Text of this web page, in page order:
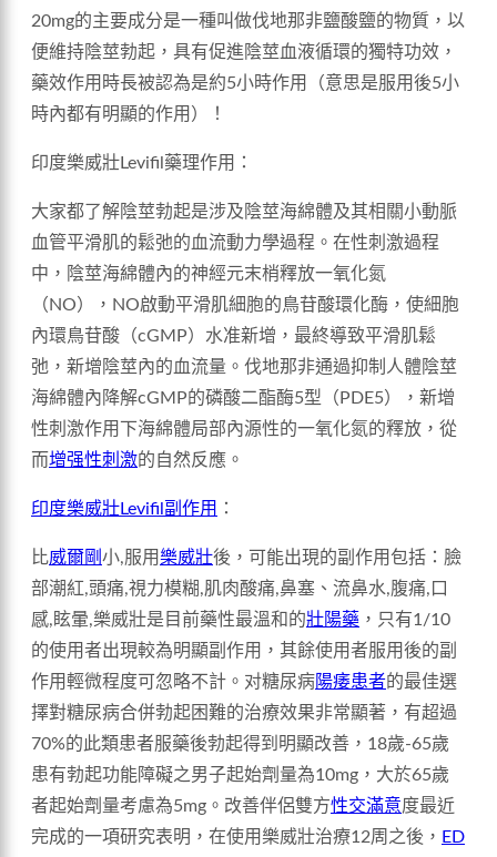
20mg的主要成分是一種叫做伐地那非鹽酸鹽的物質，以
便維持陰莖勃起，具有促進陰莖血液循環的獨特功效，
藥效作用時長被認為是約5小時作用（意思是服用後5小
時內都有明顯的作用）！
印度樂威壯Levifil藥理作用：
大家都了解陰莖勃起是涉及陰莖海綿體及其相關小動脈
血管平滑肌的鬆弛的血流動力學過程。在性刺激過程
中，陰莖海綿體內的神經元末梢釋放一氧化氮
（NO），NO啟動平滑肌細胞的鳥苷酸環化酶，使細胞
內環鳥苷酸（cGMP）水准新增，最終導致平滑肌鬆
弛，新增陰莖內的血流量。伐地那非通過抑制人體陰莖
海綿體內降解cGMP的磷酸二酯酶5型（PDE5），新增
性刺激作用下海綿體局部內源性的一氧化氮的釋放，從
而增强性刺激的自然反應。
印度樂威壯Levifil副作用 ：
比威爾剛小,服用樂威壯後，可能出現的副作用包括：臉
部潮紅,頭痛,視力模糊,肌肉酸痛,鼻塞、流鼻水,腹痛,口
感,眩暈,樂威壯是目前藥性最溫和的壯陽藥 ，只有1/10
的使用者出現較為明顯副作用，其餘使用者服用後的副
作用輕微程度可忽略不計。对糖尿病陽痿患者的最佳選
擇對糖尿病合併勃起困難的治療效果非常顯著，有超過
70%的此類患者服藥後勃起得到明顯改善，18歲-65歲
患有勃起功能障礙之男子起始劑量為10mg，大於65歲
者起始劑量考慮為5mg。改善伴侶雙方性交滿意度最近
完成的一項研究表明，在使用樂威壯治療12周之後， ED